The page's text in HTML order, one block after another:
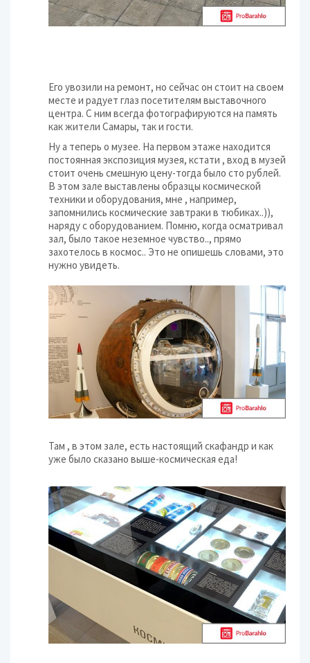
Его увозили на ремонт, но сейчас он стоит на своем
месте и радует глаз посетителям выставочного
центра. С ним всегда фотографируются на память
как жители Самары, так и гости.
Ну а теперь о музее. На первом этаже находится
постоянная экспозиция музея, кстати , вход в музей
стоит очень смешную цену-тогда было сто рублей.
В этом зале выставлены образцы космической
техники и оборудования, мне , например,
запомнились космические завтраки в тюбиках..)),
наряду с оборудованием. Помню, когда осматривал
зал, было такое неземное чувство.., прямо
захотелось в космос.. Это не опишешь словами, это
нужно увидеть.
Там , в этом зале, есть настоящий скафандр и как
уже было сказано выше-космическая еда!